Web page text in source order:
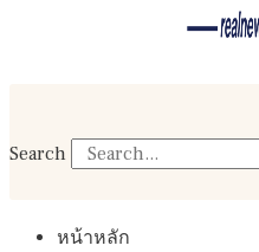
Search
หน้าหลัก